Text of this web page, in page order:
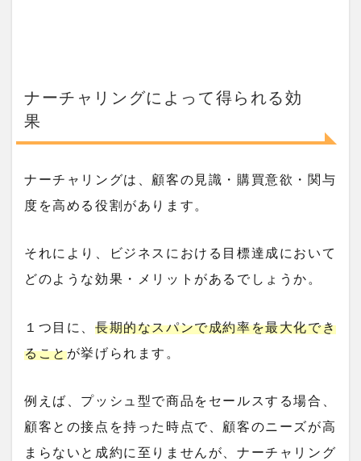
ナーチャリングによって得られる効
果
ナーチャリングは、顧客の見識・購買意欲・関与
度を高める役割があります。
それにより、ビジネスにおける目標達成において
どのような効果・メリットがあるでしょうか。
１つ目に、 長期的なスパンで成約率を最大化でき
ることが挙げられます。
例えば、プッシュ型で商品をセールスする場合、
顧客との接点を持った時点で、顧客のニーズが高
まらないと成約に至りませんが、ナーチャリング